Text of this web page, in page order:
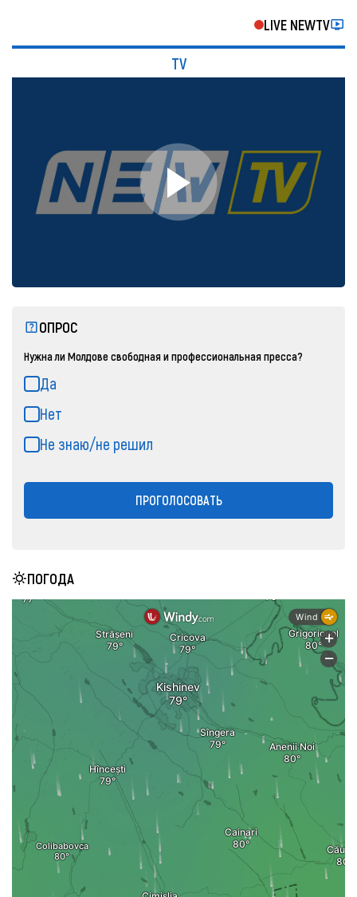
LIVE NEWTV
TV
ОПРОС
Нужна ли Молдове свободная и профессиональная пресса?
Да
Нет
Не знаю/не решил
ПРОГОЛОСОВАТЬ
ПОГОДА